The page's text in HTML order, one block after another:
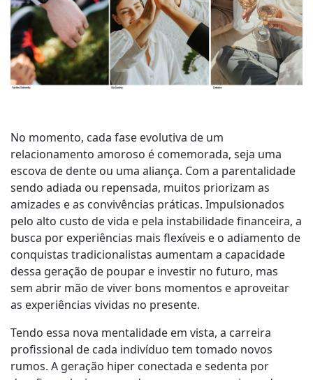
No momento, cada fase evolutiva de um
relacionamento amoroso é comemorada, seja uma
escova de dente ou uma aliança. Com a parentalidade
sendo adiada ou repensada, muitos priorizam as
amizades e as convivências práticas. Impulsionados
pelo alto custo de vida e pela instabilidade financeira, a
busca por experiências mais flexíveis e o adiamento de
conquistas tradicionalistas aumentam a capacidade
dessa geração de poupar e investir no futuro, mas
sem abrir mão de viver bons momentos e aproveitar
as experiências vividas no presente.
Tendo essa nova mentalidade em vista, a carreira
profissional de cada indivíduo tem tomado novos
rumos. A geração hiper conectada e sedenta por